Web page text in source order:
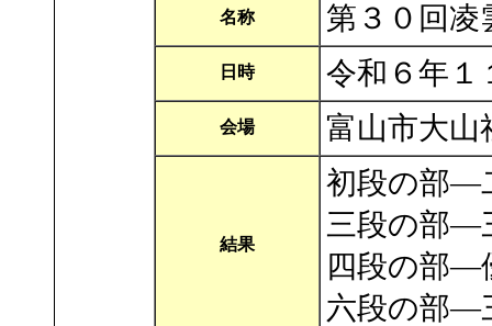
名称 第３０回凌
日時 令和６年１
会場 富山市大山
結果
初段の部―
三段の部―
四段の部―
六段の部―